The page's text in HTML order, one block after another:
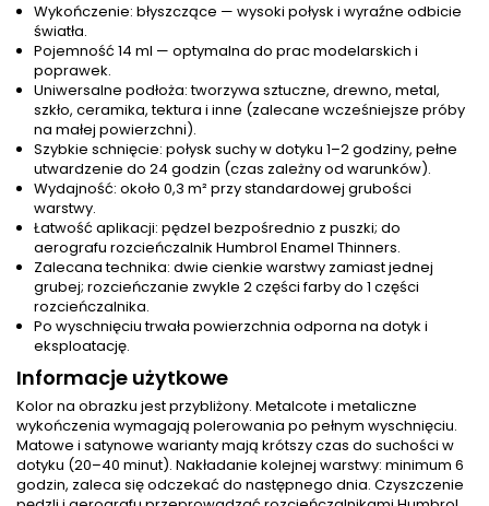
Wykończenie: błyszczące — wysoki połysk i wyraźne odbicie
światła.
Pojemność 14 ml — optymalna do prac modelarskich i
poprawek.
Uniwersalne podłoża: tworzywa sztuczne, drewno, metal,
szkło, ceramika, tektura i inne (zalecane wcześniejsze próby
na małej powierzchni).
Szybkie schnięcie: połysk suchy w dotyku 1–2 godziny, pełne
utwardzenie do 24 godzin (czas zależny od warunków).
Wydajność: około 0,3 m² przy standardowej grubości
warstwy.
Łatwość aplikacji: pędzel bezpośrednio z puszki; do
aerografu rozcieńczalnik Humbrol Enamel Thinners.
Zalecana technika: dwie cienkie warstwy zamiast jednej
grubej; rozcieńczanie zwykle 2 części farby do 1 części
rozcieńczalnika.
Po wyschnięciu trwała powierzchnia odporna na dotyk i
eksploatację.
Informacje użytkowe
Kolor na obrazku jest przybliżony. Metalcote i metaliczne
wykończenia wymagają polerowania po pełnym wyschnięciu.
Matowe i satynowe warianty mają krótszy czas do suchości w
dotyku (20–40 minut). Nakładanie kolejnej warstwy: minimum 6
godzin, zaleca się odczekać do następnego dnia. Czyszczenie